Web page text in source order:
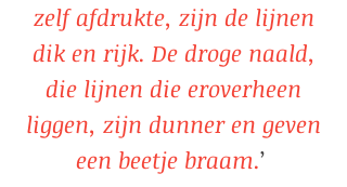
zelf afdrukte, zijn de lijnen
dik en rijk. De droge naald,
die lijnen die eroverheen
liggen, zijn dunner en geven
een beetje braam.’